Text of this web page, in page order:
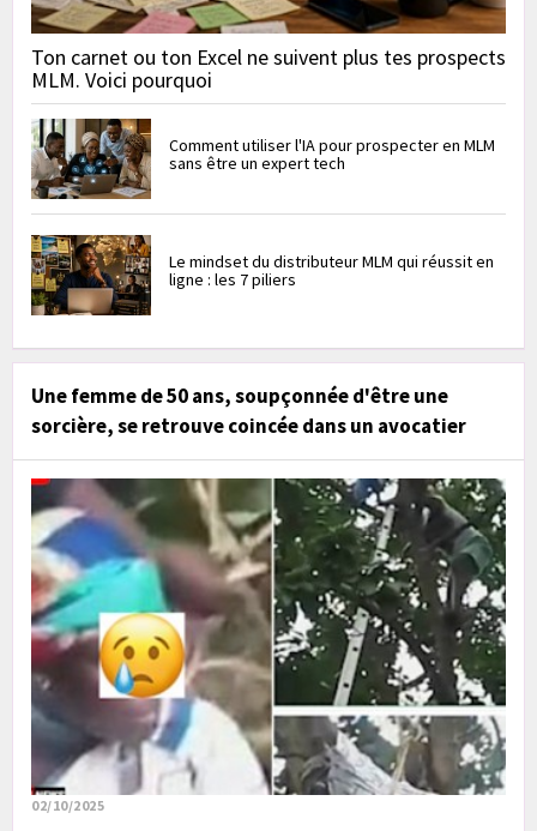
Ton carnet ou ton Excel ne suivent plus tes prospects
MLM. Voici pourquoi
Comment utiliser l'IA pour prospecter en MLM
sans être un expert tech
Le mindset du distributeur MLM qui réussit en
ligne : les 7 piliers
Une femme de 50 ans, soupçonnée d'être une
sorcière, se retrouve coincée dans un avocatier
02/10/2025